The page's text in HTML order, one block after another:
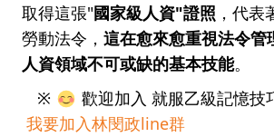
取得這張"國家級人資"證照 ，代
勞動法令， 這在愈來愈重視法令管
人資領域不可或缺的基本技能。
※
歡迎加入 就服乙級記憶技
我要加入林閔政line群